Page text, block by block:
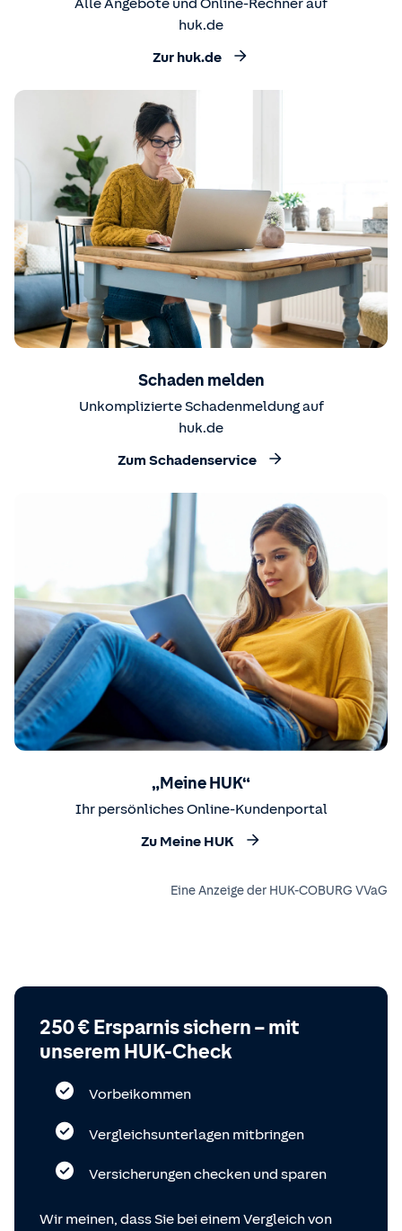
Alle Angebote und Online-Rechner auf
huk.de
Zur huk.de
Schaden melden
Unkomplizierte Schadenmeldung auf
huk.de
Zum Schadenservice
„Meine HUK“
Ihr persönliches Online-Kundenportal
Zu Meine HUK
Eine Anzeige der HUK-COBURG VVaG
250 € Ersparnis sichern – mit
unserem HUK-Check
Vorbeikommen
Vergleichsunterlagen mitbringen
Versicherungen checken und sparen
Wir meinen, dass Sie bei einem Vergleich von